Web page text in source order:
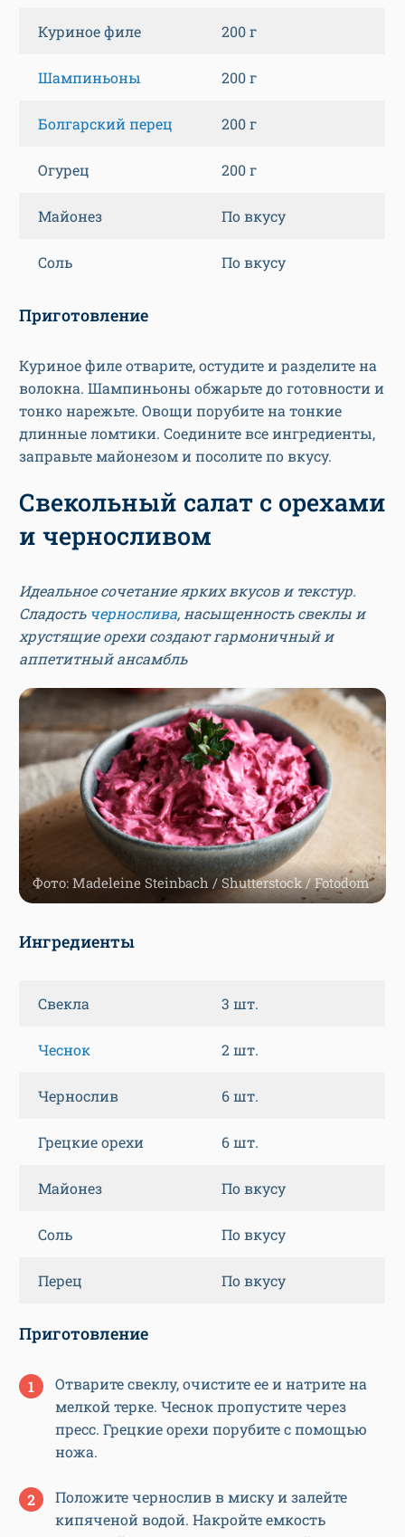
Куриное филе 200 г
Шампиньоны 200 г
Болгарский перец 200 г
Огурец 200 г
Майонез По вкусу
Соль По вкусу
Приготовление
Куриное филе отварите, остудите и разделите на
волокна. Шампиньоны обжарьте до готовности и
тонко нарежьте. Овощи порубите на тонкие
длинные ломтики. Соедините все ингредиенты,
заправьте майонезом и посолите по вкусу.
Свекольный салат с орехами
и черносливом
Идеальное сочетание ярких вкусов и текстур.
Сладость чернослива, насыщенность свеклы и
хрустящие орехи создают гармоничный и
аппетитный ансамбль
Фото: Madeleine Steinbach / Shutterstock / Fotodom
Ингредиенты
Свекла 3 шт.
Чеснок 2 шт.
Чернослив 6 шт.
Грецкие орехи 6 шт.
Майонез По вкусу
Соль По вкусу
Перец По вкусу
Приготовление
Отварите свеклу, очистите ее и натрите на
мелкой терке. Чеснок пропустите через
пресс. Грецкие орехи порубите с помощью
ножа.
Положите чернослив в миску и залейте
кипяченой водой. Накройте емкость